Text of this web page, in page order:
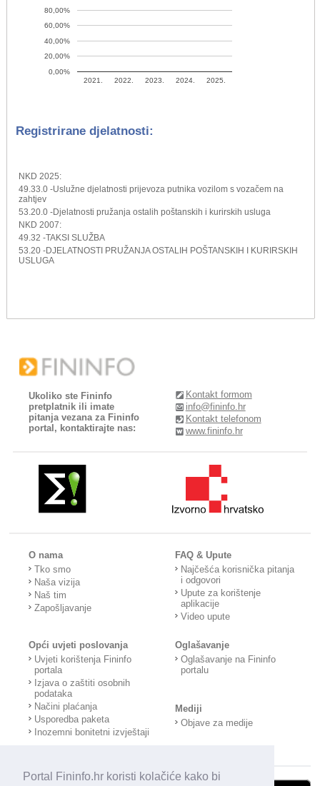
Portal Fininfo.hr koristi kolačiće kako bi
2021. 2022. 2023. 2024. 2025.
0,00%
20,00%
40,00%
60,00%
80,00%
Registrirane djelatnosti:
NKD 2025:
49.33.0 -Uslužne djelatnosti prijevoza putnika vozilom s vozačem na
zahtjev
53.20.0 -Djelatnosti pružanja ostalih poštanskih i kurirskih usluga
NKD 2007:
49.32 -TAKSI SLUŽBA
53.20 -DJELATNOSTI PRUŽANJA OSTALIH POŠTANSKIH I KURIRSKIH
USLUGA
Ukoliko ste Fininfo
pretplatnik ili imate
pitanja vezana za Fininfo
portal, kontaktirajte nas:
Kontakt formom
info@fininfo.hr
Kontakt telefonom
www.fininfo.hr
O nama
Tko smo
Naša vizija
Naš tim
Zapošljavanje
FAQ & Upute
Najčešća korisnička pitanja
i odgovori
Upute za korištenje
aplikacije
Video upute
Opći uvjeti poslovanja
Uvjeti korištenja Fininfo
portala
Izjava o zaštiti osobnih
podataka
Načini plaćanja
Usporedba paketa
Inozemni bonitetni izvještaji
Oglašavanje
Oglašavanje na Fininfo
portalu
Mediji
Objave za medije